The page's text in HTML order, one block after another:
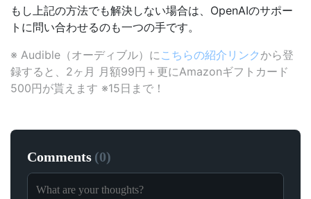
もし上記の方法でも解決しない場合は、OpenAIのサポー
トに問い合わせるのも一つの手です。
※ Audible（オーディブル）にこちらの紹介リンク から登
録すると、2ヶ月 月額99円＋更にAmazonギフトカード
500円が貰えます ※15日まで！
Comments (0)